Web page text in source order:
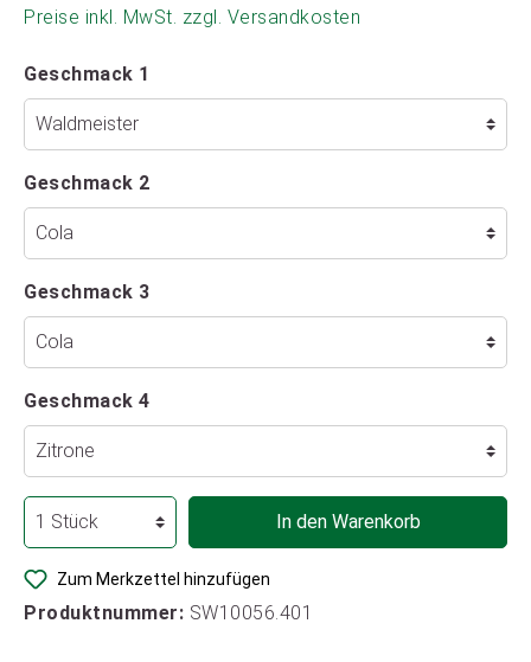
Preise inkl. MwSt. zzgl. Versandkosten
Geschmack 1
Geschmack 2
Geschmack 3
Geschmack 4
In den Warenkorb
Zum Merkzettel hinzufügen
Produktnummer: SW10056.401